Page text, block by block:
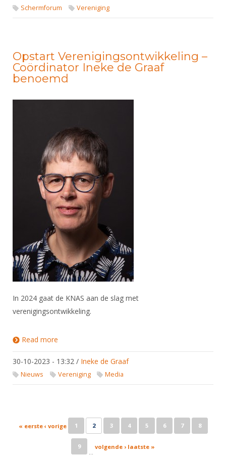
Schermforum Vereniging
Opstart Verenigingsontwikkeling –
Coördinator Ineke de Graaf
benoemd
In 2024 gaat de KNAS aan de slag met
verenigingsontwikkeling.
Read more
30-10-2023 - 13:32 / Ineke de Graaf
Nieuws Vereniging Media
Pages
« eerste ‹ vorige 1 2 3 4 5 6 7 8
9
…
volgende › laatste »